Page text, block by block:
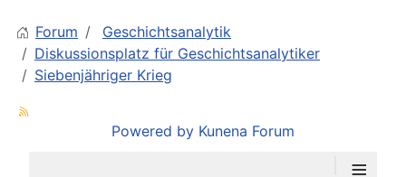
Forum
Geschichtsanalytik
Diskussionsplatz für Geschichtsanalytiker
Siebenjähriger Krieg
Powered by Kunena Forum
≡